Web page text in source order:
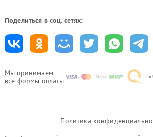
Мы принимаем
все формы оплаты
Поделиться в соц. сетях:
Политика